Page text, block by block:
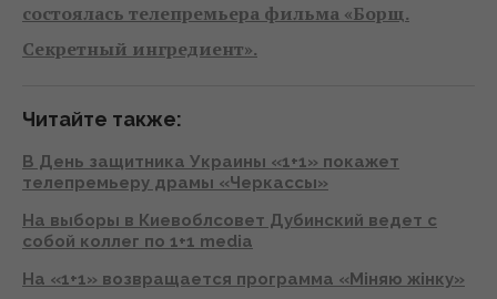
состоялась телепремьера фильма «Борщ.
Секретный ингредиент».
Читайте также:
В День защитника Украины «1+1» покажет
телепремьеру драмы «Черкассы»
На выборы в Киевоблсовет Дубинский ведет с
собой коллег по 1+1 media
На «1+1» возвращается программа «Міняю жінку»